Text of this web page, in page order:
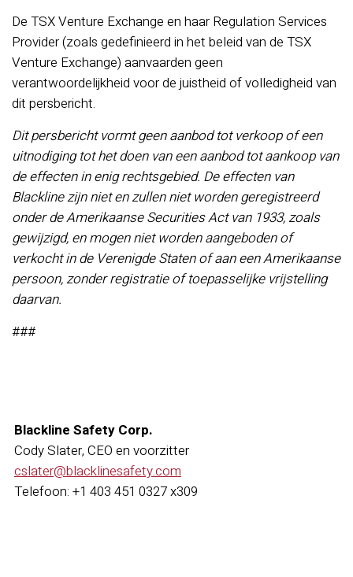
De TSX Venture Exchange en haar Regulation Services
Provider (zoals gedefinieerd in het beleid van de TSX
Venture Exchange) aanvaarden geen
verantwoordelijkheid voor de juistheid of volledigheid van
dit persbericht.
Dit persbericht vormt geen aanbod tot verkoop of een
uitnodiging tot het doen van een aanbod tot aankoop van
de effecten in enig rechtsgebied. De effecten van
Blackline zijn niet en zullen niet worden geregistreerd
onder de Amerikaanse Securities Act van 1933, zoals
gewijzigd, en mogen niet worden aangeboden of
verkocht in de Verenigde Staten of aan een Amerikaanse
persoon, zonder registratie of toepasselijke vrijstelling
daarvan.
###
Blackline Safety Corp.
Cody Slater, CEO en voorzitter
cslater@blacklinesafety.com
Telefoon: +1 403 451 0327 x309